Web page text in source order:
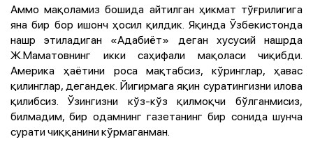
Аммо мақоламиз бошида айтилган ҳикмат тўғрилигига
яна бир бор ишонч ҳосил қилдик. Яқинда Ўзбекистонда
нашр этиладиган «Адабиёт» деган хусусий нашрда
Ж.Маматовнинг икки саҳифали мақоласи чиқибди.
Америка ҳаётини роса мақтабсиз, кўринглар, ҳавас
қилинглар, дегандек. Йигирмага яқин суратингизни илова
қилибсиз. Ўзингизни кўз-кўз қилмоқчи бўлганмисиз,
билмадим, бир одамнинг газетанинг бир сонида шунча
сурати чиққанини кўрмаганман.